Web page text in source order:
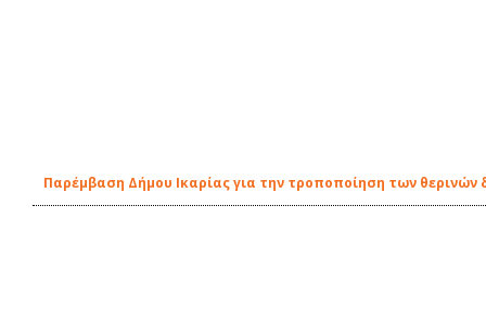
Παρέμβαση Δήμου Ικαρίας για την τροποποίηση των